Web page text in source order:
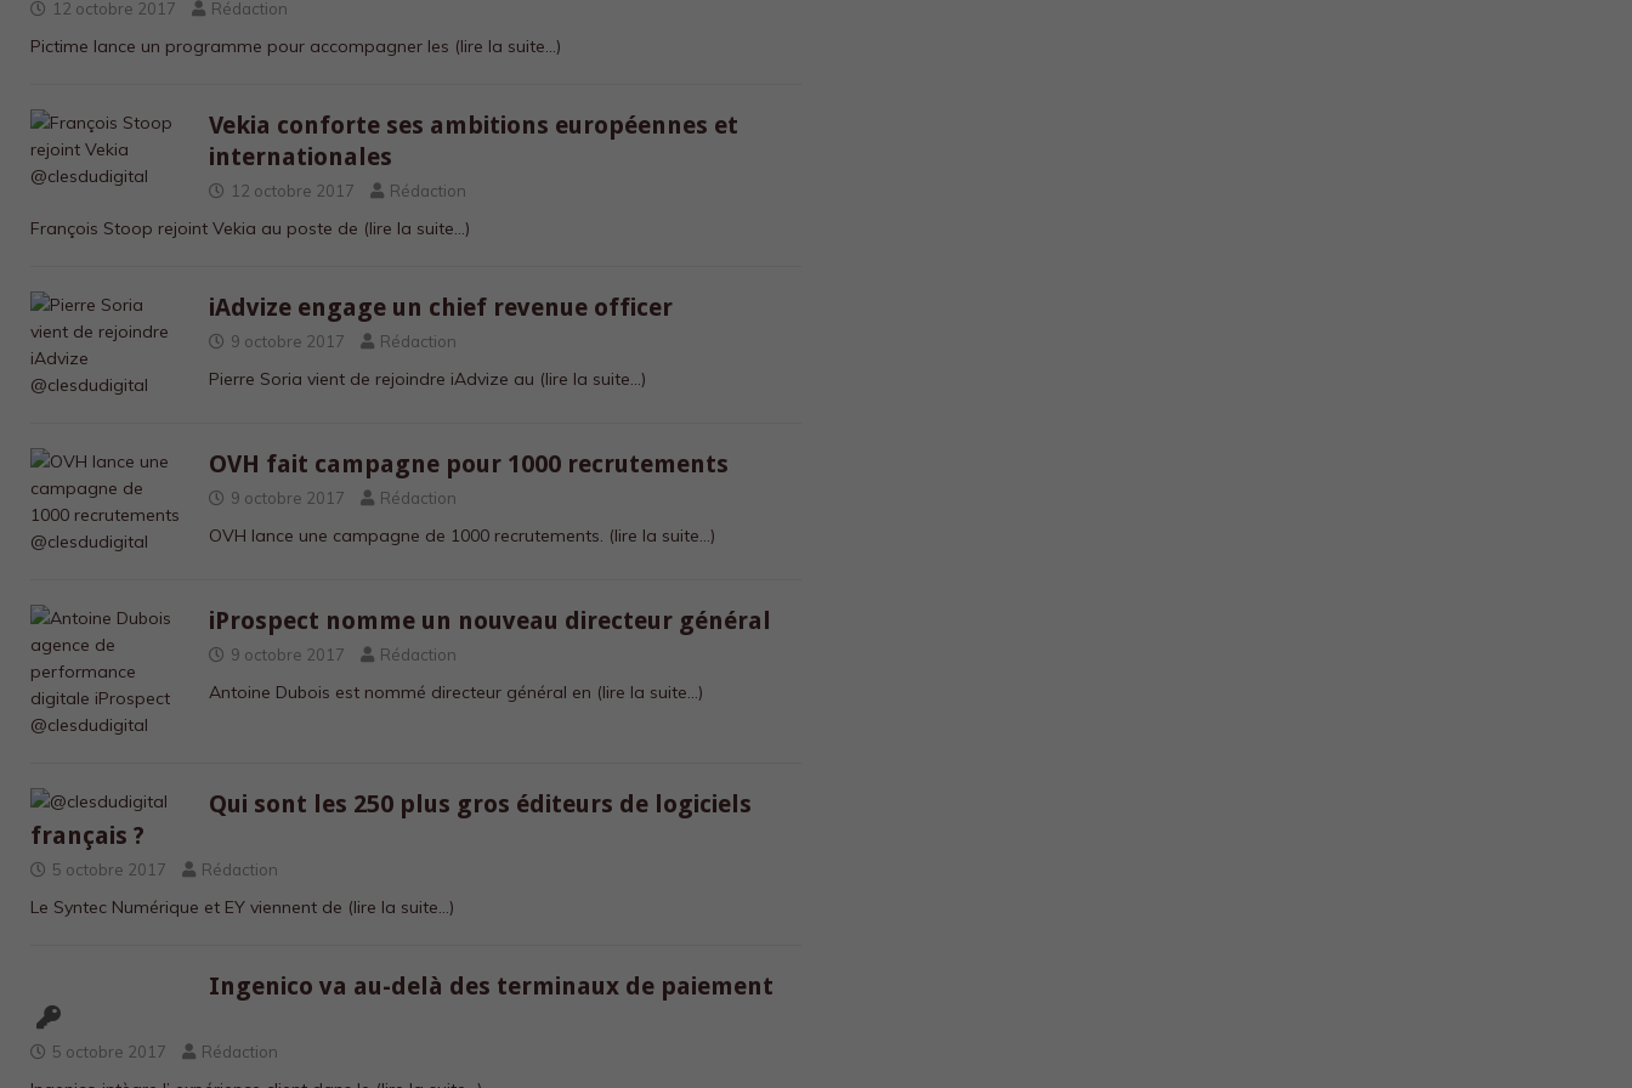
12 octobre 2017 Rédaction
Pictime lance un programme pour accompagner les (lire la suite…)
Vekia conforte ses ambitions européennes et
internationales
12 octobre 2017 Rédaction
François Stoop rejoint Vekia au poste de (lire la suite…)
iAdvize engage un chief revenue officer
9 octobre 2017 Rédaction
Pierre Soria vient de rejoindre iAdvize au (lire la suite…)
OVH fait campagne pour 1000 recrutements
9 octobre 2017 Rédaction
OVH lance une campagne de 1000 recrutements. (lire la suite…)
iProspect nomme un nouveau directeur général
9 octobre 2017 Rédaction
Antoine Dubois est nommé directeur général en (lire la suite…)
Qui sont les 250 plus gros éditeurs de logiciels
français ?
5 octobre 2017 Rédaction
Le Syntec Numérique et EY viennent de (lire la suite…)
Ingenico va au-delà des terminaux de paiement
5 octobre 2017 Rédaction